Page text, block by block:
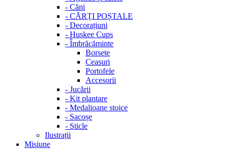
- Căni
- CĂRȚI POȘTALE
- Decorațiuni
- Huskee Cups
- Îmbrăcăminte
Borsete
Ceasuri
Portofele
Accesorii
- Jucării
- Kit plantare
- Medalioane stoice
- Sacoșe
- Sticle
Ilustrații
Misiune